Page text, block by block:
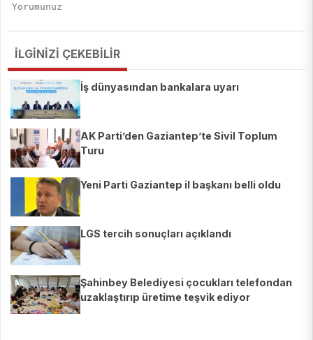
İLGİNİZİ ÇEKEBİLİR
İş dünyasından bankalara uyarı
AK Parti’den Gaziantep’te Sivil Toplum
Turu
Yeni Parti Gaziantep il başkanı belli oldu
LGS tercih sonuçları açıklandı
Şahinbey Belediyesi çocukları telefondan
uzaklaştırıp üretime teşvik ediyor